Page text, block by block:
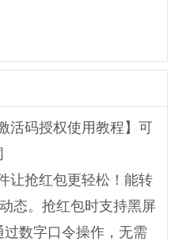
活码授权使用教程】可
让抢红包更轻松！能转
态。抢红包时支持黑屏
数字口令操作，无需